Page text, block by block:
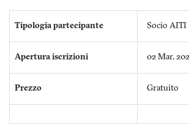
Tipologia partecipante
Apertura iscrizioni
Prezzo
Socio AITI
02 Mar.
Gratuito